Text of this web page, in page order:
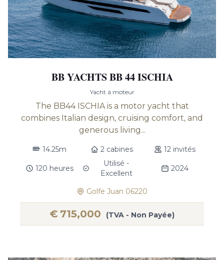
BB YACHTS BB 44 ISCHIA
Yacht à moteur
The BB44 ISCHIA is a motor yacht that
combines Italian design, cruising comfort, and
generous living...
14.25m 2 cabines 12 invités
120 heures
Utilisé -
Excellent
2024
Golfe Juan 06220
€ 715,000 (TVA - Non Payée)